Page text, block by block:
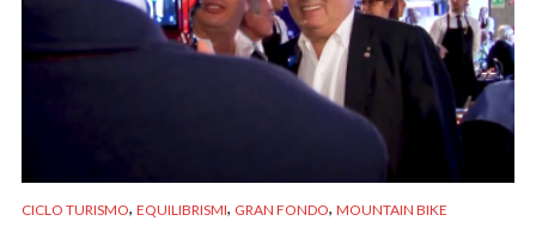
CICLO TURISMO, EQUILIBRISMI, GRAN FONDO, MOUNTAIN BIKE